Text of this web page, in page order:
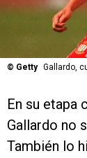
© Getty Gallardo,
En su etapa
Gallardo no
También lo